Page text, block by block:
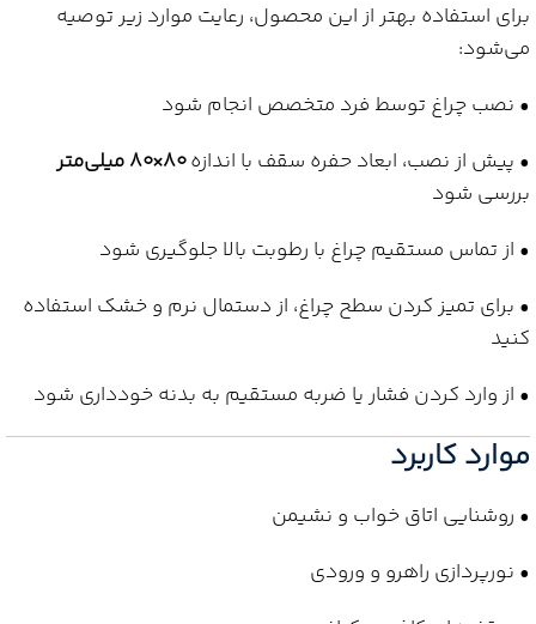
برای استفاده بهتر از این محصول، رعایت موارد زیر توصیه
می‌شود:
• نصب چراغ توسط فرد متخصص انجام شود
• پیش از نصب، ابعاد حفره سقف با اندازه80×80 میلی‌متر
بررسی شود
• از تماس مستقیم چراغ با رطوبت بالا جلوگیری شود
• برای تمیز کردن سطح چراغ، از دستمال نرم و خشک استفاده
کنید
• از وارد کردن فشار یا ضربه مستقیم به بدنه خودداری شود
موارد کاربرد
• روشنایی اتاق خواب و نشیمن
• نورپردازی راهرو و ورودی